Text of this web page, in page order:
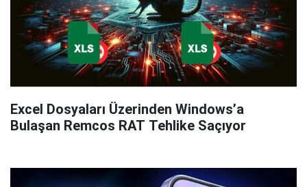
Excel Dosyaları Üzerinden Windows’a
Bulaşan Remcos RAT Tehlike Saçıyor